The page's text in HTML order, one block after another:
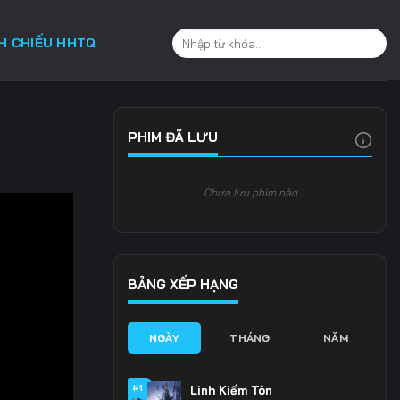
CHIẾU HHTQ
PHIM ĐÃ LƯU
Chưa lưu phim nào
BẢNG XẾP HẠNG
NGÀY THÁNG NĂM
#1 Linh Kiếm Tôn